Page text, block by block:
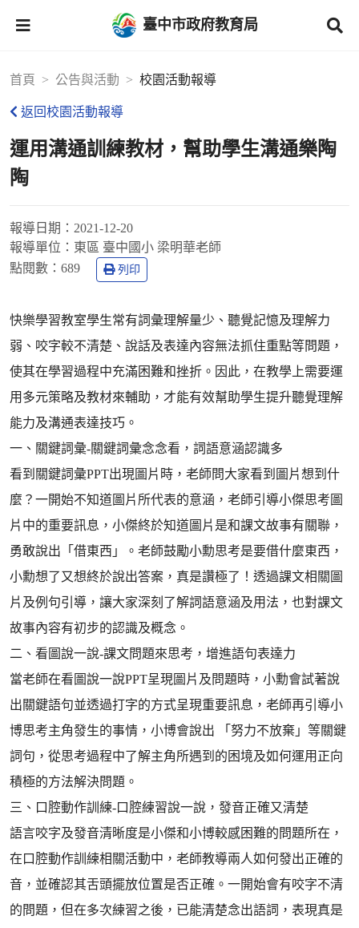
臺中市政府教育局
首頁 公告與活動 校園活動報導
返回校園活動報導
運用溝通訓練教材，幫助學生溝通樂陶
陶
報導日期： 2021-12-20
報導單位： 東區 臺中國小 梁明華老師
點閱數： 689 列印
快樂學習教室學生常有詞彙理解量少、聽覺記憶及理解力
弱、咬字較不清楚、說話及表達內容無法抓住重點等問題，
使其在學習過程中充滿困難和挫折。因此，在教學上需要運
用多元策略及教材來輔助，才能有效幫助學生提升聽覺理解
能力及溝通表達技巧。
一、關鍵詞彙-關鍵詞彙念念看，詞語意涵認識多
看到關鍵詞彙PPT出現圖片時，老師問大家看到圖片想到什
麼？一開始不知道圖片所代表的意涵，老師引導小傑思考圖
片中的重要訊息，小傑終於知道圖片是和課文故事有關聯，
勇敢說出「借東西」。老師鼓勵小勳思考是要借什麼東西，
小勳想了又想終於說出答案，真是讚極了！透過課文相關圖
片及例句引導，讓大家深刻了解詞語意涵及用法，也對課文
故事內容有初步的認識及概念。
二、看圖說一說-課文問題來思考，增進語句表達力
當老師在看圖說一說PPT呈現圖片及問題時，小勳會試著說
出關鍵語句並透過打字的方式呈現重要訊息，老師再引導小
博思考主角發生的事情，小博會說出 「努力不放棄」等關鍵
詞句，從思考過程中了解主角所遇到的困境及如何運用正向
積極的方法解決問題。
三、口腔動作訓練-口腔練習說一說，發音正確又清楚
語言咬字及發音清晰度是小傑和小博較感困難的問題所在，
在口腔動作訓練相關活動中，老師教導兩人如何發出正確的
音，並確認其舌頭擺放位置是否正確。一開始會有咬字不清
的問題，但在多次練習之後，已能清楚念出語詞，表現真是